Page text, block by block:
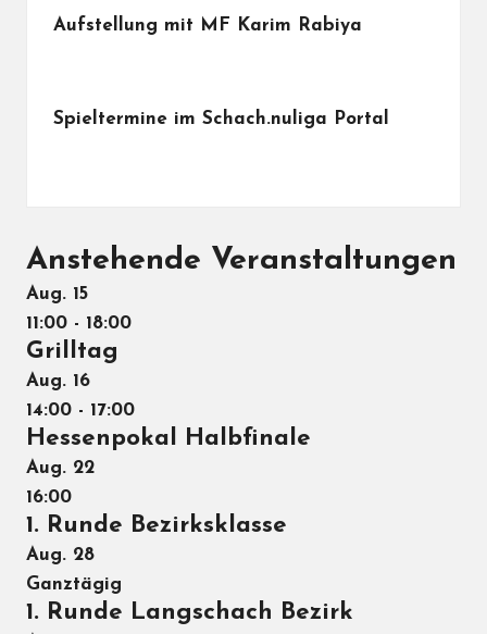
Aufstellung mit MF Karim Rabiya
Spieltermine im Schach.nuliga Portal
Anstehende Veranstaltungen
Aug. 15
11:00 - 18:00
Grilltag
Aug. 16
14:00 - 17:00
Hessenpokal Halbfinale
Aug. 22
16:00
1. Runde Bezirksklasse
Aug. 28
Ganztägig
1. Runde Langschach Bezirk